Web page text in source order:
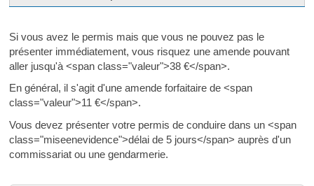
Si vous avez le permis mais que vous ne pouvez pas le
présenter immédiatement, vous risquez une amende pouvant
aller jusqu'à <span class="valeur">38 €</span>.
En général, il s'agit d'une amende forfaitaire de <span
class="valeur">11 €</span>.
Vous devez présenter votre permis de conduire dans un <span
class="miseenevidence">délai de 5 jours</span> auprès d'un
commissariat ou une gendarmerie.